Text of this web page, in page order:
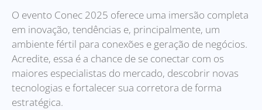
O evento Conec 2025 oferece uma imersão completa
em inovação, tendências e, principalmente, um
ambiente fértil para conexões e geração de negócios.
Acredite, essa é a chance de se conectar com os
maiores especialistas do mercado, descobrir novas
tecnologias e fortalecer sua corretora de forma
estratégica.